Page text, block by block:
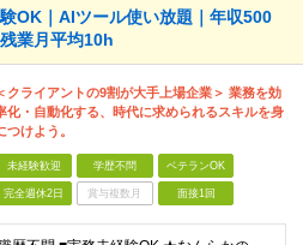
OK｜AIツール使い放題｜年収500
業月平均10h
クライアントの9割が大手上場企業＞ 業務を効
化・自動化する、時代に求められるスキルを身
つけよう。
未経験歓迎 学歴不問 ベテランOK
完全週休2日 賞与複数月 面接1回